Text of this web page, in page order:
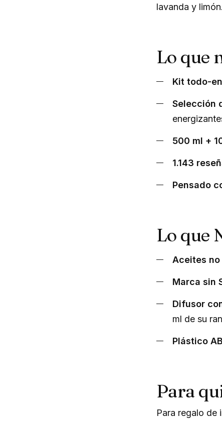
lavanda y
Lo que
Kit todo-
Selección
500 ml +
1.143
Pensado
Lo que
Aceites
Marca sin
Difusor
ml de su
Plástico
Para
Para regalo de